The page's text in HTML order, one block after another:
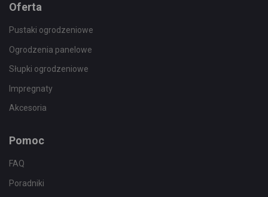
Oferta
Pustaki ogrodzeniowe
Ogrodzenia panelowe
Słupki ogrodzeniowe
Impregnaty
Akcesoria
Pomoc
FAQ
Poradniki